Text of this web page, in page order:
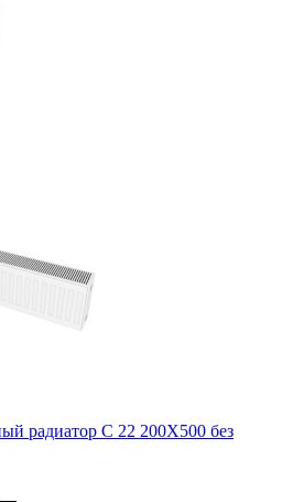
радиатор C 22 200Х500 без